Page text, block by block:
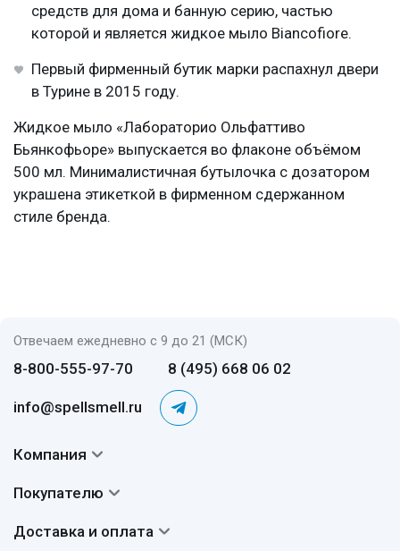
средств для дома и банную серию, частью
которой и является жидкое мыло Biancofiore.
Первый фирменный бутик марки распахнул двери
в Турине в 2015 году.
Жидкое мыло «Лабораторио Ольфаттиво
Бьянкофьоре» выпускается во флаконе объёмом
500 мл. Минималистичная бутылочка с дозатором
украшена этикеткой в фирменном сдержанном
стиле бренда.
Отвечаем ежедневно с 9 до 21 (МСК)
8-800-555-97-70 8 (495) 668 06 02
info@spellsmell.ru
Компания
Авторы
Покупателю
Доставка и оплата